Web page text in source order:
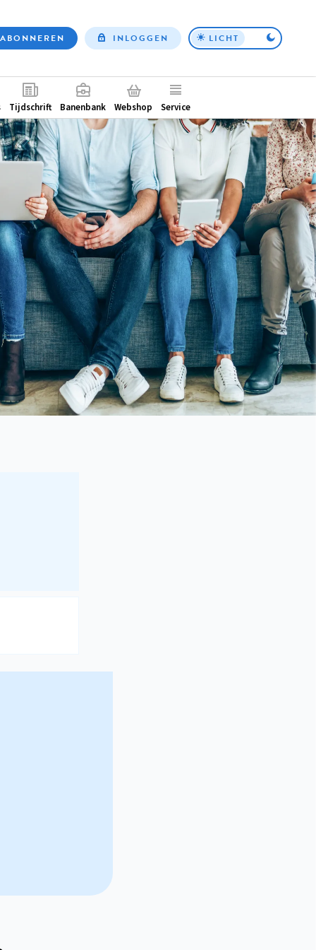
Top
ABONNEREN INLOGGEN LICHT
Tijdschrift Banenbank Webshop Service